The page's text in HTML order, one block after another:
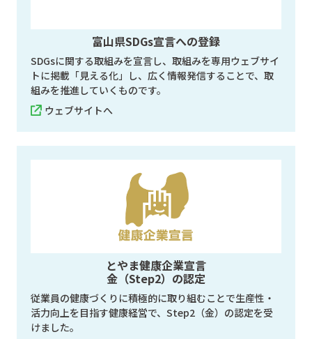
富山県SDGs宣言への登録
SDGsに関する取組みを宣言し、取組みを専用ウェブサイ
トに掲載「見える化」し、広く情報発信することで、取
組みを推進していくものです。
ウェブサイトへ
とやま健康企業宣言
金（Step2）の認定
従業員の健康づくりに積極的に取り組むことで生産性・
活力向上を目指す健康経営で、Step2（金）の認定を受
けました。